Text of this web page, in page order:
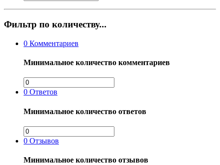
Фильтр по количеству...
0 Комментариев
Минимальное количество комментариев
0 Ответов
Минимальное количество ответов
0 Отзывов
Минимальное количество отзывов